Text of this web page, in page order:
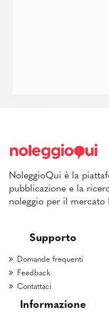
NoleggioQui è la
pubblicazione e la
noleggio per il mercato
Supporto
Domande frequenti
Feedback
Contattaci
Informazione